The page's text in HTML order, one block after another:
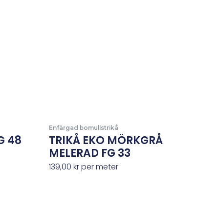
48
Enfärgad bomullstrikå
TRIKÅ EKO MÖRKGRÅ
MELERAD FG 33
139,00krper meter